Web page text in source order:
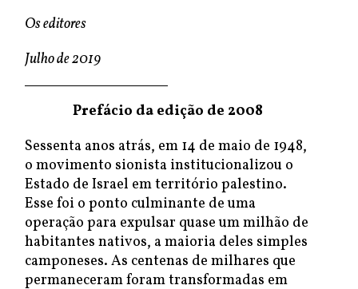
Os editores
Julho de 2019
Prefácio da edição de 2008
Sessenta anos atrás, em 14 de maio de 1948,
o movimento sionista institucionalizou o
Estado de Israel em território palestino.
Esse foi o ponto culminante de uma
operação para expulsar quase um milhão de
habitantes nativos, a maioria deles simples
camponeses. As centenas de milhares que
permaneceram foram transformadas em